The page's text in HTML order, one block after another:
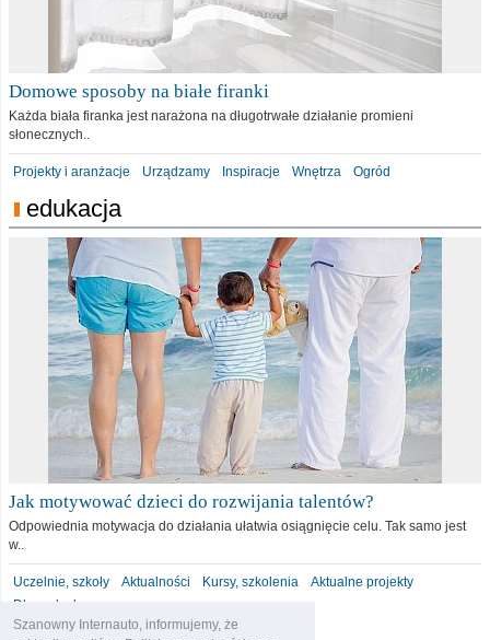
Szanowny Internauto, informujemy, że
Domowe sposoby na białe firanki
Każda biała firanka jest narażona na długotrwałe działanie promieni
słonecznych..
Projekty i aranżacje Urządzamy Inspiracje Wnętrza Ogród
edukacja
Jak motywować dzieci do rozwijania talentów?
Odpowiednia motywacja do działania ułatwia osiągnięcie celu. Tak samo jest
w..
Uczelnie, szkoły Aktualności Kursy, szkolenia
Aktualne projekty
Dla malucha